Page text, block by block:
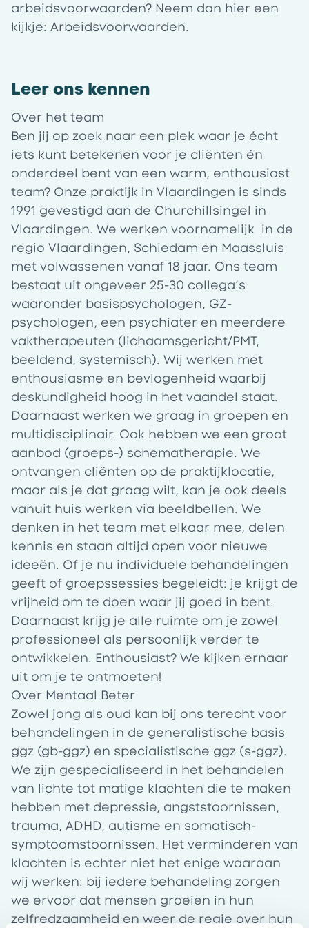
arbeidsvoorwaarden? Neem dan hier een
kijkje: Arbeidsvoorwaarden.
Leer ons kennen
Over het team
Ben jij op zoek naar een plek waar je écht
iets kunt betekenen voor je cliënten én
onderdeel bent van een warm, enthousiast
team? Onze praktijk in Vlaardingen is sinds
1991 gevestigd aan de Churchillsingel in
Vlaardingen. We werken voornamelijk in de
regio Vlaardingen, Schiedam en Maassluis
met volwassenen vanaf 18 jaar. Ons team
bestaat uit ongeveer 25-30 collega’s
waaronder basispsychologen, GZ-
psychologen, een psychiater en meerdere
vaktherapeuten (lichaamsgericht/PMT,
beeldend, systemisch). Wij werken met
enthousiasme en bevlogenheid waarbij
deskundigheid hoog in het vaandel staat.
Daarnaast werken we graag in groepen en
multidisciplinair. Ook hebben we een groot
aanbod (groeps-) schematherapie. We
ontvangen cliënten op de praktijklocatie,
maar als je dat graag wilt, kan je ook deels
vanuit huis werken via beeldbellen. We
denken in het team met elkaar mee, delen
kennis en staan altijd open voor nieuwe
ideeën. Of je nu individuele behandelingen
geeft of groepssessies begeleidt: je krijgt de
vrijheid om te doen waar jij goed in bent.
Daarnaast krijg je alle ruimte om je zowel
professioneel als persoonlijk verder te
ontwikkelen. Enthousiast? We kijken ernaar
uit om je te ontmoeten!
Over Mentaal Beter
Zowel jong als oud kan bij ons terecht voor
behandelingen in de generalistische basis
ggz (gb-ggz) en specialistische ggz (s-ggz).
We zijn gespecialiseerd in het behandelen
van lichte tot matige klachten die te maken
hebben met depressie, angststoornissen,
trauma, ADHD, autisme en somatisch-
symptoomstoornissen. Het verminderen van
klachten is echter niet het enige waaraan
wij werken: bij iedere behandeling zorgen
we ervoor dat mensen groeien in hun
zelfredzaamheid en weer de regie over hun